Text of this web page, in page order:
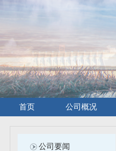
首页 公司概况
公司要闻